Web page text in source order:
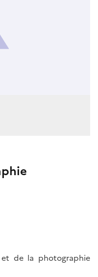
de la photographie